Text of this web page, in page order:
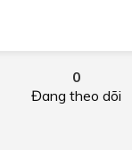
0
Đang theo dõi